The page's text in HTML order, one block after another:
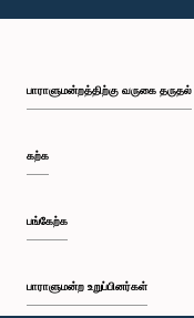
பாராளுமன்றத்திற்கு வருகை தருதல்
கற்க
பங்கேற்க
பாராளுமன்ற உறுப்பினர்கள்